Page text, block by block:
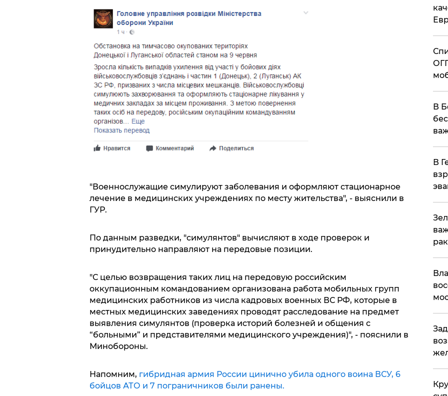
"Военнослужащие симулируют заболевания и оформляют стационарное
лечение в медицинских учреждениях по месту жительства", - выяснили в
ГУР.
По данным разведки, "симулянтов" вычисляют в ходе проверок и
принудительно направляют на передовые позиции.
"С целью возвращения таких лиц на передовую российским
оккупационным командованием организована работа мобильных групп
медицинских работников из числа кадровых военных ВС РФ, которые в
местных медицинских заведениях проводят расследование на предмет
выявления симулянтов (проверка историй болезней и общения с
“больными” и представителями медицинского учреждения)", - пояснили в
Минобороны.
Напомним, гибридная армия России цинично убила одного воина ВСУ, 6
бойцов АТО и 7 пограничников были ранены.
В
В